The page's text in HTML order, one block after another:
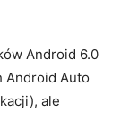
Android 6.0
Android Auto
ale